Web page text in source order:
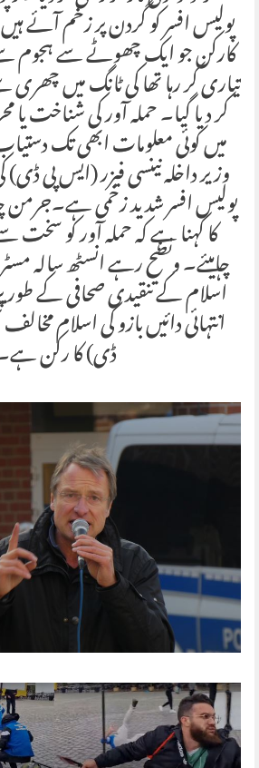
پولیس افسر کو گردن پر زخم آئے
کارکن جو ایک چھوٹے سے
تیاری کر رہا تھا کی ٹانگ میں
کر دیا گیا۔ حملہ آور کی
میں کوئی معلومات ابھی تک
وزیر داخلہ نینسی فیزر (ایس پی
پولیس افسر شدید زخمی ہے۔جرمن
کا کہنا ہے کہ حملہ آور کو
چاہیئے۔ ونضح رہے انسٹھ سالہ
اسلام کے تنقیدی صحافی کے طور
انتہائی دائیں بازو کی اسلام
ڈی) کا رکن